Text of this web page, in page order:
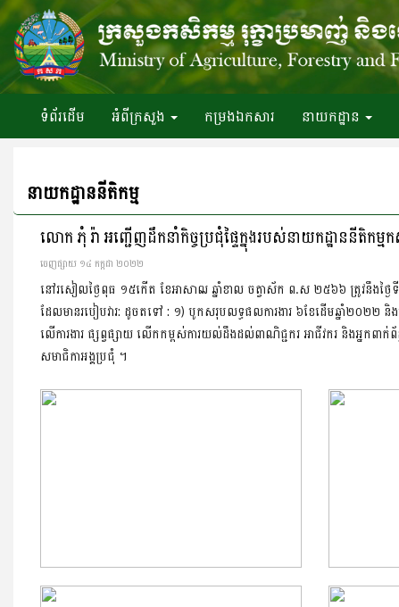
ទំព័រ​ដើម អំពី​ក្រសួង កម្រងឯកសារ នាយកដ្ឋាន
នាយកដ្ឋាននីតិកម្ម
លោក ភុំ រ៉ា អញ្ជើញដឹកនាំកិច្ចប្រជុំផ្ទៃក្នុងរបស់នាយកដ្ឋាននីតិកម្ម
ចេញ​ផ្សាយ​ ១៤ កក្កដា ២០២២
នៅរសៀលថ្ងៃពុធ ១៥កើត ខែអាសាឍ ឆ្នាំខាល ចត្វាស័ក ព.ស ២៥៦៦ ត្រូវនឹងថ្ងៃទី១
ដែលមានរបៀបវារ: ដូចតទៅ : ១) បូកសរុបលទ្ធផលការងារ ៦ខែដើមឆ្នាំ២០២២ និ
លើការងារ ផ្សព្វផ្សាយ លើកកម្ពស់ការយល់ដឹងដល់ពាណិជ្ជករ អាជីវករ និងអ្នកព
សមាជិកាអង្គប្រជុំ ។